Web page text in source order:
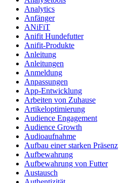
Analytics
Anfänger
ANiFiT
Anifit Hundefutter
Anifit-Produkte
Anleitung
Anleitungen
Anmeldung
Anpassungen
App-Entwicklung
Arbeiten von Zuhause
Artikeloptimierung
Audience Engagement
Audience Growth
Audioaufnahme
Aufbau einer starken Präsenz
Aufbewahrung
Aufbewahrung von Futter
Austausch